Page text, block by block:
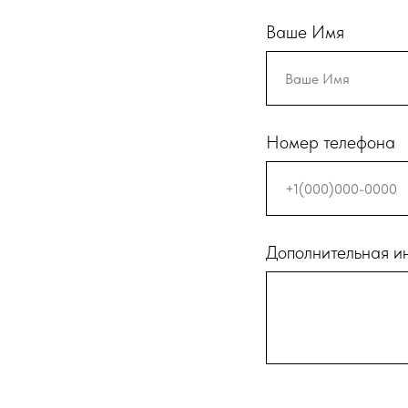
Ваше Имя
Номер телефона
Дополнительная